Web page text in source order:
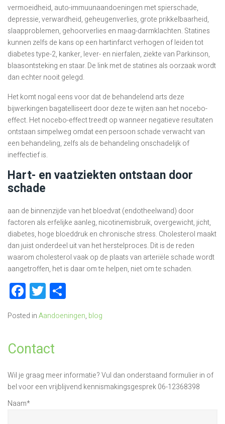
vermoeidheid, auto-immuunaandoeningen met spierschade,
depressie, verwardheid, geheugenverlies, grote prikkelbaarheid,
slaapproblemen, gehoorverlies en maag-darmklachten. Statines
kunnen zelfs de kans op een hartinfarct verhogen of leiden tot
diabetes type-2, kanker, lever- en nierfalen, ziekte van Parkinson,
blaasontsteking en staar. De link met de statines als oorzaak wordt
dan echter nooit gelegd.
Het komt nogal eens voor dat de behandelend arts deze
bijwerkingen bagatelliseert door deze te wijten aan het nocebo-
effect. Het nocebo-effect treedt op wanneer negatieve resultaten
ontstaan simpelweg omdat een persoon schade verwacht van
een behandeling, zelfs als de behandeling onschadelijk of
ineffectief is.
Hart- en vaatziekten ontstaan door
schade
aan de binnenzijde van het bloedvat (endotheelwand) door
factoren als erfelijke aanleg, nicotinemisbruik, overgewicht, jicht,
diabetes, hoge bloeddruk en chronische stress. Cholesterol maakt
dan juist onderdeel uit van het herstelproces. Dit is de reden
waarom cholesterol vaak op de plaats van arteriële schade wordt
aangetroffen, het is daar om te helpen, niet om te schaden.
Facebook
Twitter
Delen
Posted inAandoeningen, blog
Contact
Wil je graag meer informatie? Vul dan onderstaand formulier in of
bel voor een vrijblijvend kennismakingsgesprek 06-12368398
Naam*